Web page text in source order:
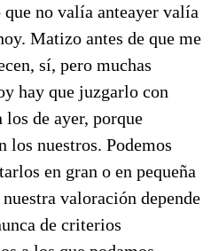
no valía anteayer valía
Matizo antes de que me
sí, pero muchas
hay que juzgarlo con
de ayer, porque
los nuestros. Podemos
en gran o en pequeña
valoración depende
de criterios